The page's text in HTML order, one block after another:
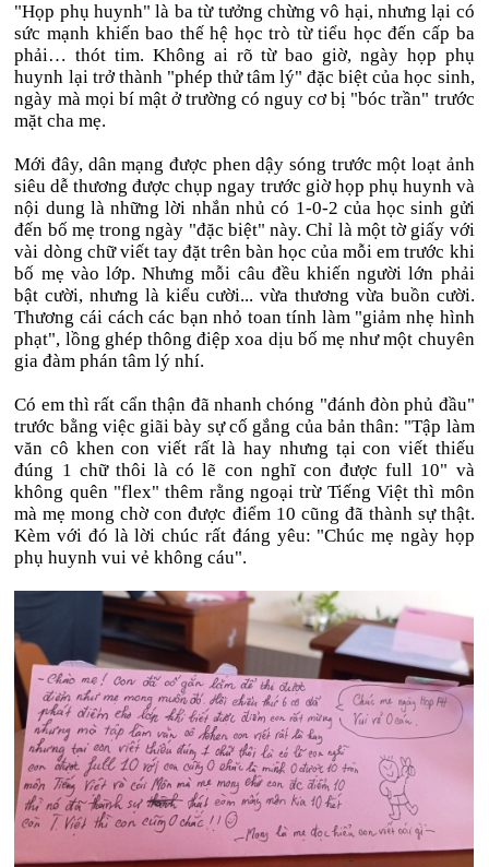
"Họp phụ huynh" là ba từ tưởng chừng vô hại, nhưng lại có
sức mạnh khiến bao thế hệ học trò từ tiểu học đến cấp ba
phải… thót tim. Không ai rõ từ bao giờ, ngày họp phụ
huynh lại trở thành "phép thử tâm lý" đặc biệt của học sinh,
ngày mà mọi bí mật ở trường có nguy cơ bị "bóc trần" trước
mặt cha mẹ.
Mới đây, dân mạng được phen dậy sóng trước một loạt ảnh
siêu dễ thương được chụp ngay trước giờ họp phụ huynh và
nội dung là những lời nhắn nhủ có 1-0-2 của học sinh gửi
đến bố mẹ trong ngày "đặc biệt" này. Chỉ là một tờ giấy với
vài dòng chữ viết tay đặt trên bàn học của mỗi em trước khi
bố mẹ vào lớp. Nhưng mỗi câu đều khiến người lớn phải
bật cười, nhưng là kiểu cười... vừa thương vừa buồn cười.
Thương cái cách các bạn nhỏ toan tính làm "giảm nhẹ hình
phạt", lồng ghép thông điệp xoa dịu bố mẹ như một chuyên
gia đàm phán tâm lý nhí.
Có em thì rất cẩn thận đã nhanh chóng "đánh đòn phủ đầu"
trước bằng việc giãi bày sự cố gắng của bản thân: "Tập làm
văn cô khen con viết rất là hay nhưng tại con viết thiếu
đúng 1 chữ thôi là có lẽ con nghĩ con được full 10" và
không quên "flex" thêm rằng ngoại trừ Tiếng Việt thì môn
mà mẹ mong chờ con được điểm 10 cũng đã thành sự thật.
Kèm với đó là lời chúc rất đáng yêu: "Chúc mẹ ngày họp
phụ huynh vui vẻ không cáu".